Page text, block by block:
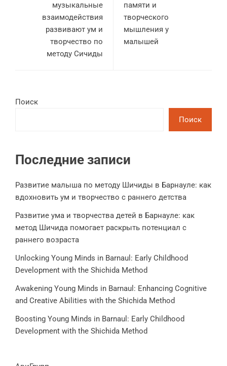
музыкальные
взаимодействия
развивают ум и
творчество по
методу Сичиды
памяти и
творческого
мышления у
малышей
Поиск
Поиск
Последние записи
Развитие малыша по методу Шичиды в Барнауле: как
вдохновить ум и творчество с раннего детства
Развитие ума и творчества детей в Барнауле: как
метод Шичида помогает раскрыть потенциал с
раннего возраста
Unlocking Young Minds in Barnaul: Early Childhood
Development with the Shichida Method
Awakening Young Minds in Barnaul: Enhancing Cognitive
and Creative Abilities with the Shichida Method
Boosting Young Minds in Barnaul: Early Childhood
Development with the Shichida Method